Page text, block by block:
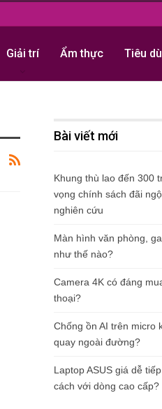
Giải trí Ẩm thực Tiêu
Bài viết mới
Khung thù lao đến 300
vọng chính sách đãi
nghiên cứu
Màn hình văn phòng,
như thế nào?
Camera 4K có đáng
thoại?
Chống ồn AI trên micro
quay ngoài đường?
Laptop ASUS giá dễ
cách với dòng cao cấp?